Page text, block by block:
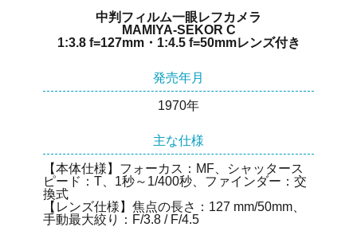
中判フィルム一眼レフカメラ
MAMIYA-SEKOR C
1:3.8 f=127mm・1:4.5 f=50mmレンズ付き
発売年月
1970年
主な仕様
【本体仕様】フォーカス：MF、シャッタース
ピード：T、1秒～1/400秒、ファインダー：交
換式
【レンズ仕様】焦点の長さ：127 mm/50mm、
手動最大絞り：F/3.8 / F/4.5